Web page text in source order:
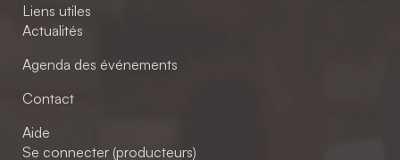
Liens utiles
Actualités
Agenda des événements
Contact
Aide
Se connecter (producteurs)